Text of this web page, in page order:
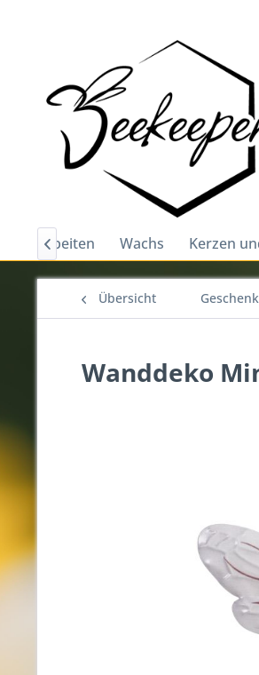
bearbeiten Wachs Kerzen

Übersicht
Wanddeko